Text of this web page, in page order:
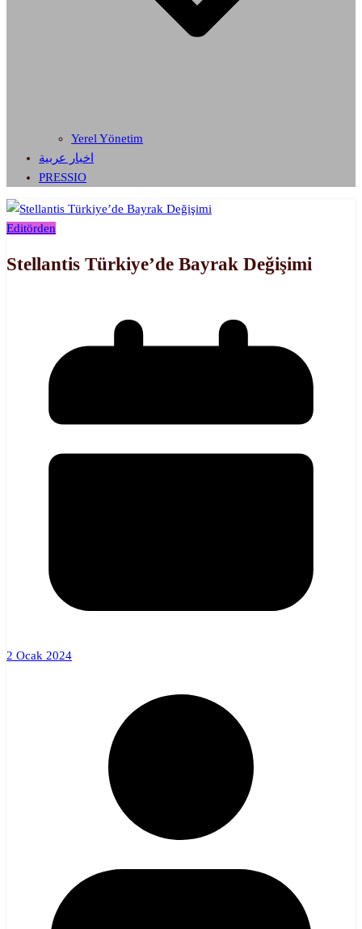
Yerel Yönetim
اخبار عربية
PRESSIO
Editörden
Stellantis Türkiye’de Bayrak Değişimi
2 Ocak 2024